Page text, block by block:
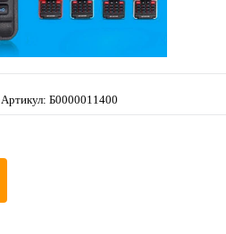
Артикул: Б0000011400